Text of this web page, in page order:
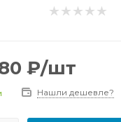
₽/шт
Нашли дешевле?